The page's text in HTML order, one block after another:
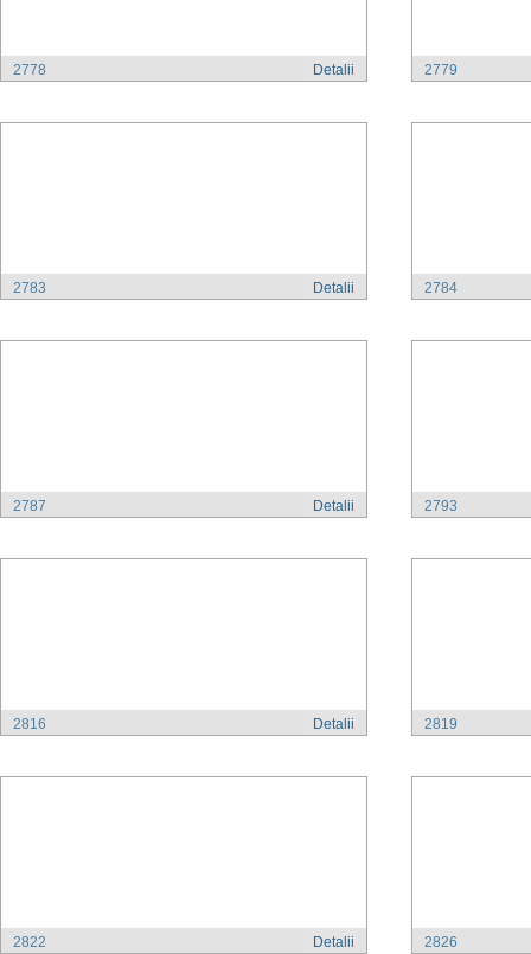
Detalii
2778 2779
Detalii
2783 2784
Detalii
2787 2793
Detalii
2816 2819
Detalii
2822 2826